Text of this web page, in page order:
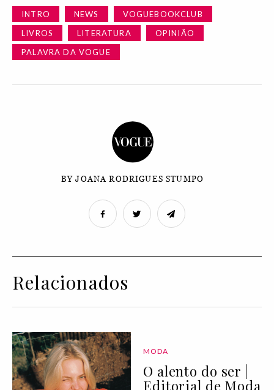
INTRO NEWS
VOGUEBOOKCLUB
LIVROS
LITERATURA
OPINIÃO
PALAVRA DA VOGUE
BY JOANA RODRIGUES STUMPO
Relacionados
MODA
O alento do ser |
Editorial de Moda